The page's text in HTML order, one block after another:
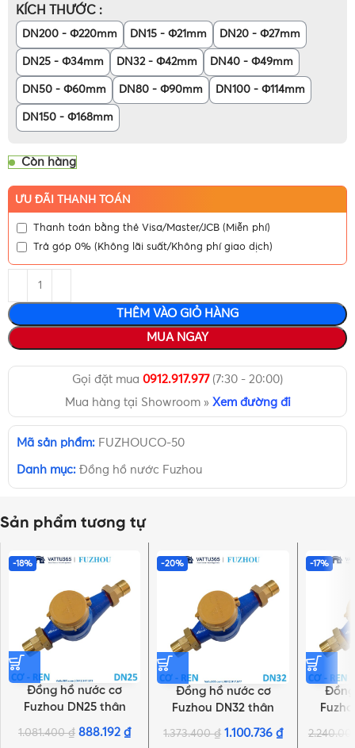
KÍCH THƯỚC
DN200 - Φ220mm DN15 - Φ21mm DN20 - Φ27mm
DN25 - Φ34mm DN32 - Φ42mm DN40 - Φ49mm
DN50 - Φ60mm DN80 - Φ90mm DN100 - Φ114mm
DN150 - Φ168mm
Còn hàng
ƯU ĐÃI THANH TOÁN
Thanh toán bằng thẻ Visa/Master/JCB (Miễn phí)
Trả góp 0% (Không lãi suất/Không phí giao dịch)
THÊM VÀO GIỎ HÀNG
MUA NGAY
Gọi đặt mua 0912.917.977(7:30 - 20:00)
Mua hàng tại Showroom » Xem đường đi
Mã sản phẩm: FUZHOUCO-50
Danh mục: Đồng hồ nước Fuzhou
Sản phẩm tương tự
-18%
Đồng hồ nước cơ
Fuzhou DN25 thân
gang | Chính hãng
1.081.400₫ 888.192₫
-20%
Đồng hồ nước cơ
Fuzhou DN32 thân
gang | Chính hãng
1.373.400₫ 1.100.736₫
-17%